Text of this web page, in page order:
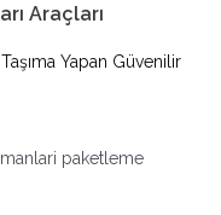
Araçları
Yapan Güvenilir